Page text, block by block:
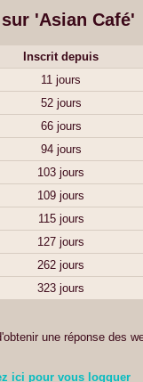
'Asian Café'
Inscrit depuis
11 jours
52 jours
66 jours
94 jours
103 jours
109 jours
115 jours
127 jours
262 jours
323 jours
une réponse des
ici pour vous logguer